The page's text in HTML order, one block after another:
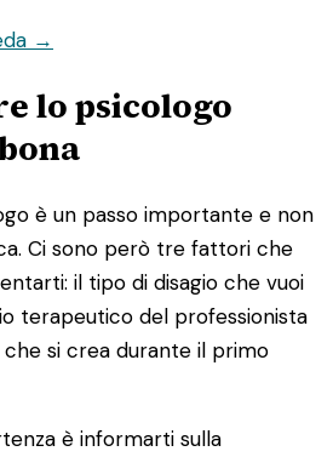
→
lo psicologo
è un passo importante e non
Ci sono però tre fattori che
il tipo di disagio che vuoi
terapeutico del professionista
si crea durante il primo
è informarti sulla